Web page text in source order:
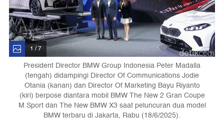
1 / 7
President Director BMW Group Indonesia Peter Madalla
(tengah) didampingi Director Of Communications Jodie
Otania (kanan) dan Director Of Marketing Bayu Riyanto
(kiri) berpose diantara mobil BMW The New 2 Gran Coupe
M Sport dan The New BMW X3 saat peluncuran dua model
BMW terbaru di Jakarta, Rabu (18/6/2025).